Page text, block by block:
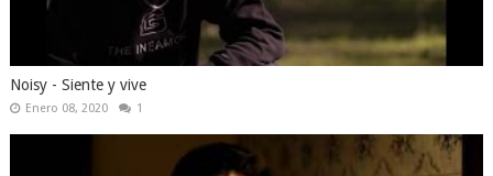
Noisy - Siente y vive
Enero 08, 2020 1